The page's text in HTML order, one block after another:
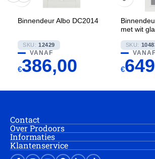
Binnendeur Albo DC2014
SKU: 12429
VANAF
€386,00
met wit
SKU:
VANAF
€
Contact
Over Prodoors
Informaties
Klantenservice